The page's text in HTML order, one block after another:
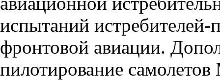
испытаний
фронтовой авиации.
пилотирование